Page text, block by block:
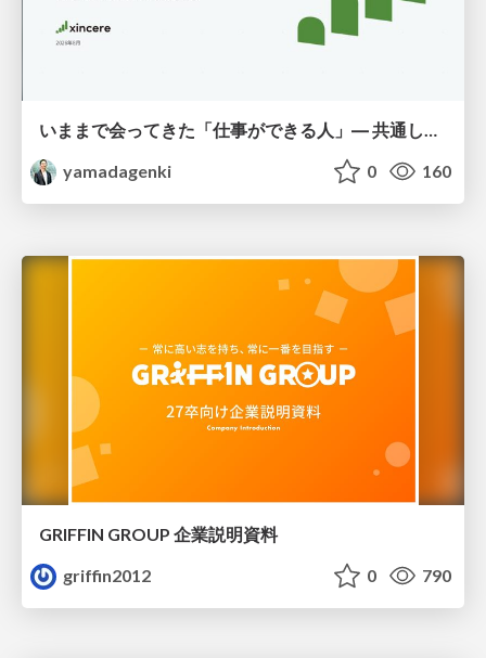
いままで会ってきた「仕事ができる人」― 共通していた5つの特徴とAI時代の活かし方
yamadagenki
0 160
GRIFFIN GROUP 企業説明資料
griffin2012
0 790